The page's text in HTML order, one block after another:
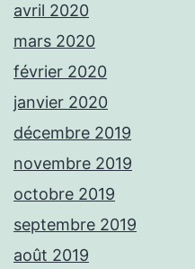
avril 2020
mars 2020
février 2020
janvier 2020
décembre 2019
novembre 2019
octobre 2019
septembre 2019
août 2019